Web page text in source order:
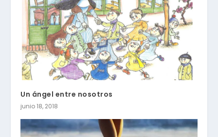
Un ángel entre nosotros
junio 18, 2018